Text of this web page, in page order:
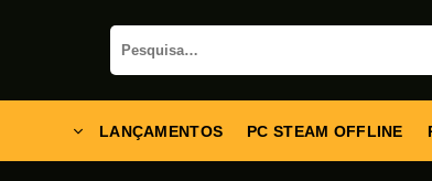
Pesquisar
por:
LANÇAMENTOS PC STEAM OFFLINE